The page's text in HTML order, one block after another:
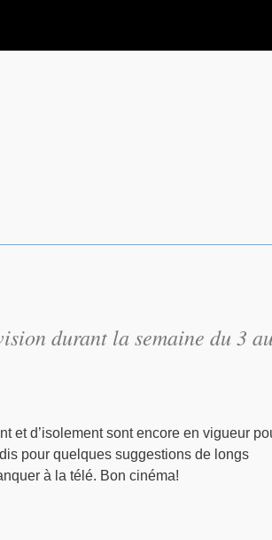
durant la semaine du 3
et d’isolement sont encore en vigueur
pour quelques suggestions de longs
à la télé. Bon cinéma!